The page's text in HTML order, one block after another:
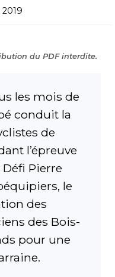
du PDF interdite.
les mois de
conduit la
de
l’épreuve
Pierre
le
des
des Bois-
pour une